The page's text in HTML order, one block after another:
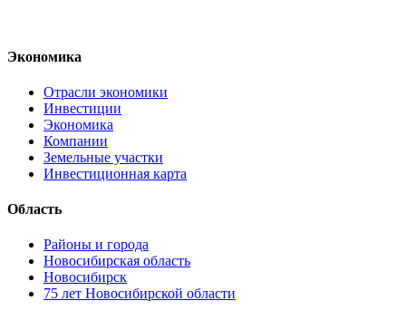
Экономика
Отрасли экономики
Инвестиции
Экономика
Компании
Земельные участки
Инвестиционная карта
Область
Районы и города
Новосибирская область
Новосибирск
75 лет Новосибирской области